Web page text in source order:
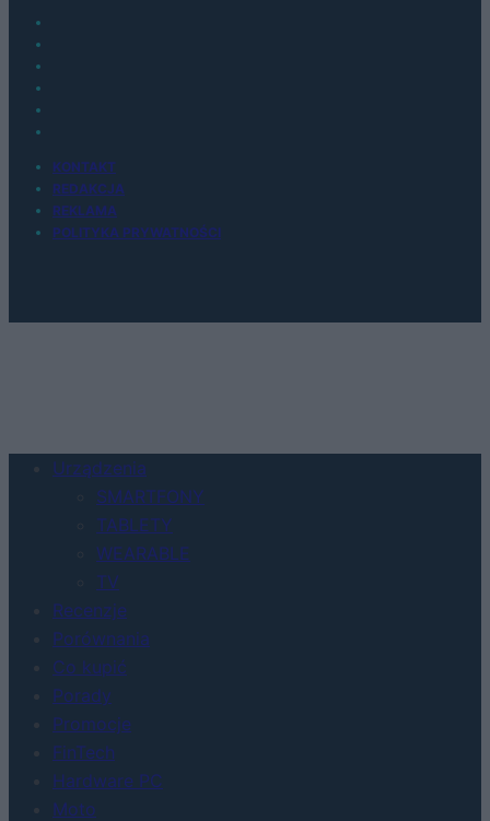
KONTAKT
REDAKCJA
REKLAMA
POLITYKA PRYWATNOŚCI
Urządzenia
SMARTFONY
TABLETY
WEARABLE
TV
Recenzje
Porównania
Co kupić
Porady
Promocje
FinTech
Hardware PC
Moto